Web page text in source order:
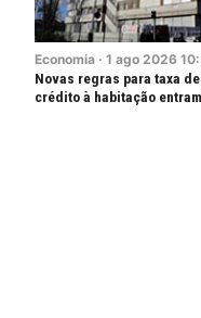
Economia · 1 ago 2026
Novas regras para taxa
crédito à habitação